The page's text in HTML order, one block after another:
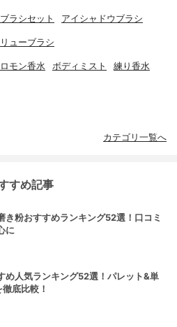
ラシセット アイシャドウブラシ
ューブラシ
モン香水 ボディミスト 練り香水
カテゴリ一覧へ
すめ記事
き粉おすすめランキング52選！口コミ
に
め人気ランキング52選！パレット&単
底比較！